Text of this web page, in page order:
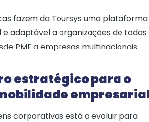
fazem da Toursys uma plataforma
e adaptável a organizações de todas
PME a empresas multinacionais.
estratégico para o
corporativas está a evoluir para